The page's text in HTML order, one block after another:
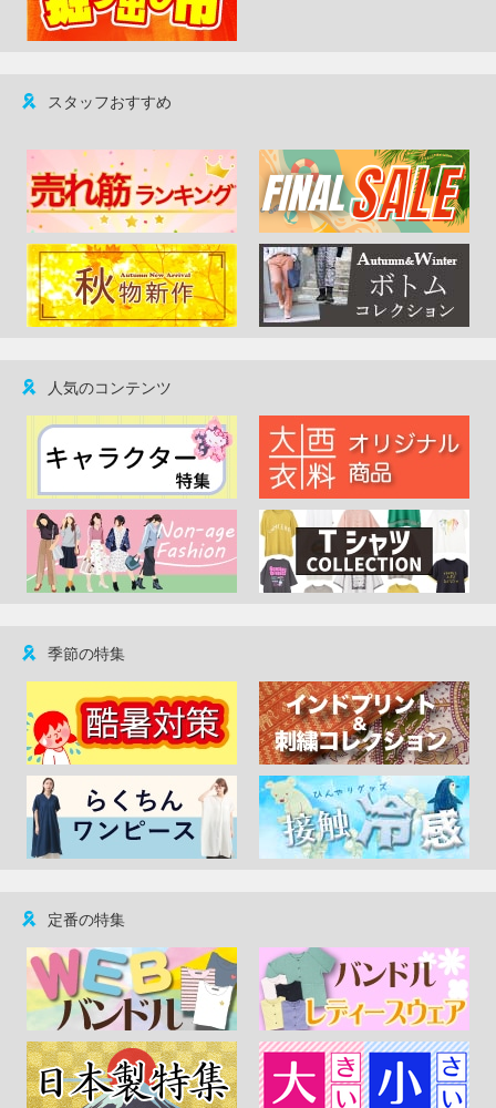
スタッフおすすめ
人気のコンテンツ
季節の特集
定番の特集